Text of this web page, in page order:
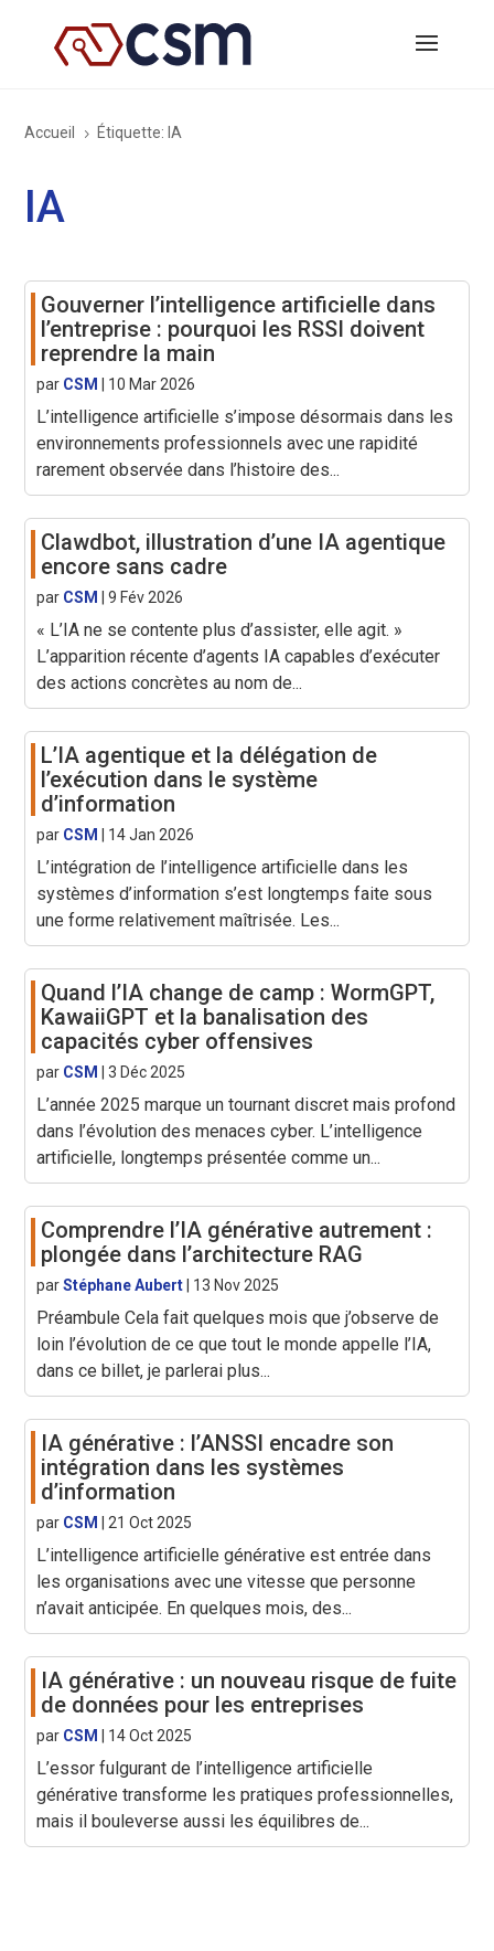
Accueil 5 Étiquette: IA
IA
Gouverner l’intelligence artificielle dans
l’entreprise : pourquoi les RSSI doivent
reprendre la main
par CSM 10 Mar 2026
L’intelligence artificielle s’impose désormais dans les
environnements professionnels avec une rapidité
rarement observée dans l’histoire des...
Clawdbot, illustration d’une IA agentique
encore sans cadre
par CSM |9 Fév 2026
« L’IA ne se contente plus d’assister, elle agit. »
L’apparition récente d’agents IA capables d’exécuter
des actions concrètes au nom de...
L’IA agentique et la délégation de
l’exécution dans le système
d’information
par CSM 14 Jan 2026
L’intégration de l’intelligence artificielle dans les
systèmes d’information s’est longtemps faite sous
une forme relativement maîtrisée. Les...
Quand l’IA change de camp : WormGPT,
KawaiiGPT et la banalisation des
capacités cyber offensives
par CSM |3 Déc 2025
L’année 2025 marque un tournant discret mais profond
dans l’évolution des menaces cyber. L’intelligence
artificielle, longtemps présentée comme un...
Comprendre l’IA générative autrement :
plongée dans l’architecture RAG
parStéphane Aubert 13 Nov 2025
Préambule Cela fait quelques mois que j’observe de
loin l’évolution de ce que tout le monde appelle l’IA,
dans ce billet, je parlerai plus...
IA générative : l’ANSSI encadre son
intégration dans les systèmes
d’information
par CSM 21 Oct 2025
L’intelligence artificielle générative est entrée dans
les organisations avec une vitesse que personne
n’avait anticipée. En quelques mois, des...
IA générative : un nouveau risque de fuite
de données pour les entreprises
par CSM 14 Oct 2025
L’essor fulgurant de l’intelligence artificielle
générative transforme les pratiques professionnelles,
mais il bouleverse aussi les équilibres de...